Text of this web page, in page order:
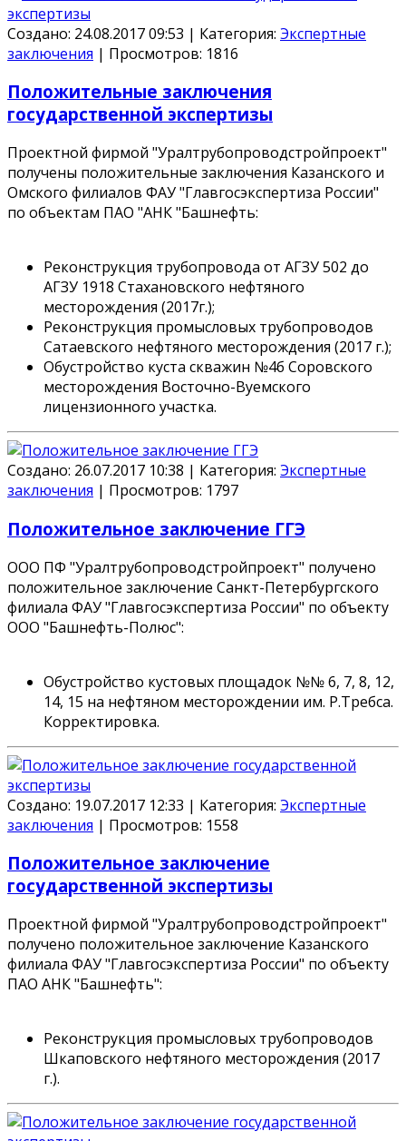
Создано: 24.08.2017 09:53 | Категория: Экспертные
заключения | Просмотров: 1816
Положительные заключения
государственной экспертизы
Проектной фирмой "Уралтрубопроводстройпроект"
получены положительные заключения Казанского и
Омского филиалов ФАУ "Главгосэкспертиза России"
по объектам ПАО "АНК "Башнефть:
Реконструкция трубопровода от АГЗУ 502 до
АГЗУ 1918 Стахановского нефтяного
месторождения (2017г.);
Реконструкция промысловых трубопроводов
Сатаевского нефтяного месторождения (2017 г.);
Обустройство куста скважин №4б Соровского
месторождения Восточно-Вуемского
лицензионного участка.
Создано: 26.07.2017 10:38 | Категория: Экспертные
заключения | Просмотров: 1797
Положительное заключение ГГЭ
ООО ПФ "Уралтрубопроводстройпроект" получено
положительное заключение Санкт-Петербургского
филиала ФАУ "Главгосэкспертиза России" по объекту
ООО "Башнефть-Полюс":
Обустройство кустовых площадок №№ 6, 7, 8, 12,
14, 15 на нефтяном месторождении им. Р.Требса.
Корректировка.
Создано: 19.07.2017 12:33 | Категория: Экспертные
заключения | Просмотров: 1558
Положительное заключение
государственной экспертизы
Проектной фирмой "Уралтрубопроводстройпроект"
получено положительное заключение Казанского
филиала ФАУ "Главгосэкспертиза России" по объекту
ПАО АНК "Башнефть":
Реконструкция промысловых трубопроводов
Шкаповского нефтяного месторождения (2017
г.).